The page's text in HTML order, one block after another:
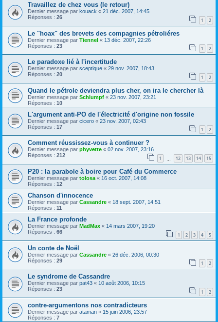
Travaillez de chez vous (le retour)
Dernier message par kouack « 21 déc. 2007, 14:45
Réponses : 26 1 2
Le "hoax" des brevets des compagnies pétroliéres
Dernier message par Tiennel « 13 déc. 2007, 22:26
Réponses : 23 1 2
Le paradoxe lié à l'incertitude
Dernier message par sceptique « 29 nov. 2007, 18:43
Réponses : 20 1 2
Quand le pétrole deviendra plus cher, on ira le chercher là
Dernier message par Schlumpf « 23 nov. 2007, 23:21
Réponses : 10
L'argument anti-PO de l'électricité d'origine non fossile
Dernier message par cicero « 23 nov. 2007, 02:43
Réponses : 17 1 2
Comment réussissez-vous à continuer ?
Dernier message par phyvette « 02 nov. 2007, 23:16
Réponses : 212 1 12 13 14 15
P20 : la parabole à boire pour Café du Commerce
Dernier message par tolosa « 16 oct. 2007, 14:08
Réponses : 12
Chanson d'innocence
Dernier message par Cassandre « 18 sept. 2007, 14:51
Réponses : 11
La France profonde
Dernier message par MadMax « 14 mars 2007, 19:20
Réponses : 66 1 2 3 4 5
Un conte de Noël
Dernier message par Cassandre « 26 déc. 2006, 00:30
Réponses : 29 1 2
Le syndrome de Cassandre
Dernier message par pat43 « 10 août 2006, 10:15
Réponses : 23 1 2
contre-argumentons nos contradicteurs
Dernier message par ataman « 15 juin 2006, 23:57
Réponses : 7